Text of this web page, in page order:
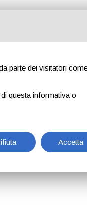
parte dei visitatori
questa informativa o
Accetta